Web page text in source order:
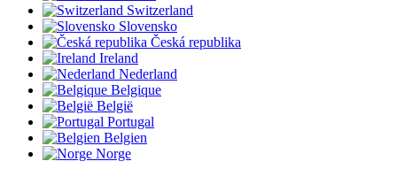
Switzerland
Slovensko
Česká republika
Ireland
Nederland
Belgique
België
Portugal
Belgien
Norge